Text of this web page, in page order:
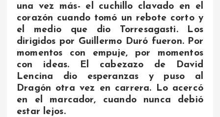
una vez más- el cuchillo clavado en el
corazón cuando tomó un rebote corto y
el medio que dio Torresagasti. Los
dirigidos por Guillermo Duró fueron. Por
momentos con empuje, por momentos
con ideas. El cabezazo de David
Lencina dio esperanzas y puso al
Dragón otra vez en carrera. Lo acercó
en el marcador, cuando nunca debió
estar lejos.